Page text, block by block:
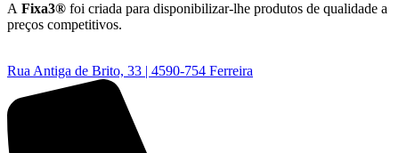
A Fixa3® foi criada para disponibilizar-lhe produtos de qualidade a
preços competitivos.
Rua Antiga de Brito, 33 | 4590-754 Ferreira